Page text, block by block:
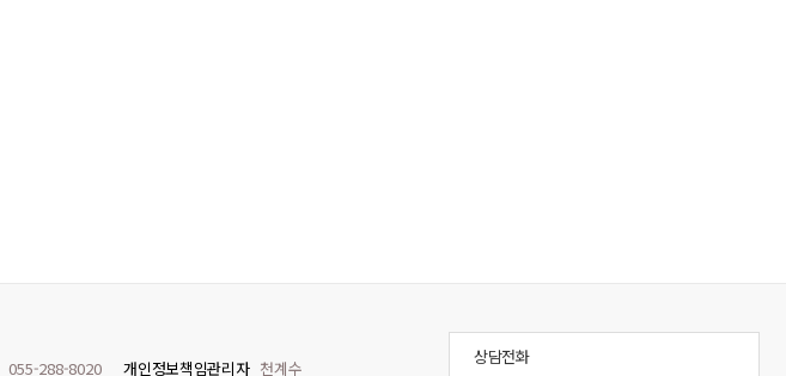
055-288-8020 개인정보책임관리자 천계수
상담전화